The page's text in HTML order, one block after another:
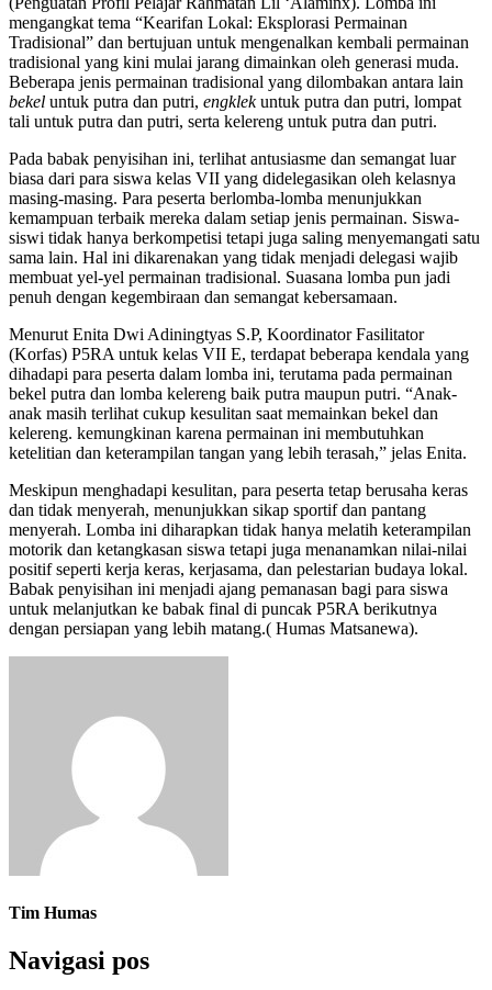
mengangkat tema “Kearifan Lokal: Eksplorasi Permainan
Tradisional” dan bertujuan untuk mengenalkan kembali permainan
tradisional yang kini mulai jarang dimainkan oleh generasi muda.
Beberapa jenis permainan tradisional yang dilombakan antara lain
bekel untuk putra dan putri, engklekuntuk putra dan putri, lompat
tali untuk putra dan putri, serta kelereng untuk putra dan putri.
Pada babak penyisihan ini, terlihat antusiasme dan semangat luar
biasa dari para siswa kelas VII yang didelegasikan oleh kelasnya
masing-masing. Para peserta berlomba-lomba menunjukkan
kemampuan terbaik mereka dalam setiap jenis permainan. Siswa-
siswi tidak hanya berkompetisi tetapi juga saling menyemangati satu
sama lain. Hal ini dikarenakan yang tidak menjadi delegasi wajib
membuat yel-yel permainan tradisional. Suasana lomba pun jadi
penuh dengan kegembiraan dan semangat kebersamaan.
Menurut Enita Dwi Adiningtyas S.P, Koordinator Fasilitator
(Korfas) P5RA untuk kelas VII E, terdapat beberapa kendala yang
dihadapi para peserta dalam lomba ini, terutama pada permainan
bekel putra dan lomba kelereng baik putra maupun putri. “Anak-
anak masih terlihat cukup kesulitan saat memainkan bekel dan
kelereng. kemungkinan karena permainan ini membutuhkan
ketelitian dan keterampilan tangan yang lebih terasah,” jelas Enita.
Meskipun menghadapi kesulitan, para peserta tetap berusaha keras
dan tidak menyerah, menunjukkan sikap sportif dan pantang
menyerah. Lomba ini diharapkan tidak hanya melatih keterampilan
motorik dan ketangkasan siswa tetapi juga menanamkan nilai-nilai
positif seperti kerja keras, kerjasama, dan pelestarian budaya lokal.
Babak penyisihan ini menjadi ajang pemanasan bagi para siswa
untuk melanjutkan ke babak final di puncak P5RA berikutnya
dengan persiapan yang lebih matang.( Humas Matsanewa).
Tim Humas
Navigasi pos